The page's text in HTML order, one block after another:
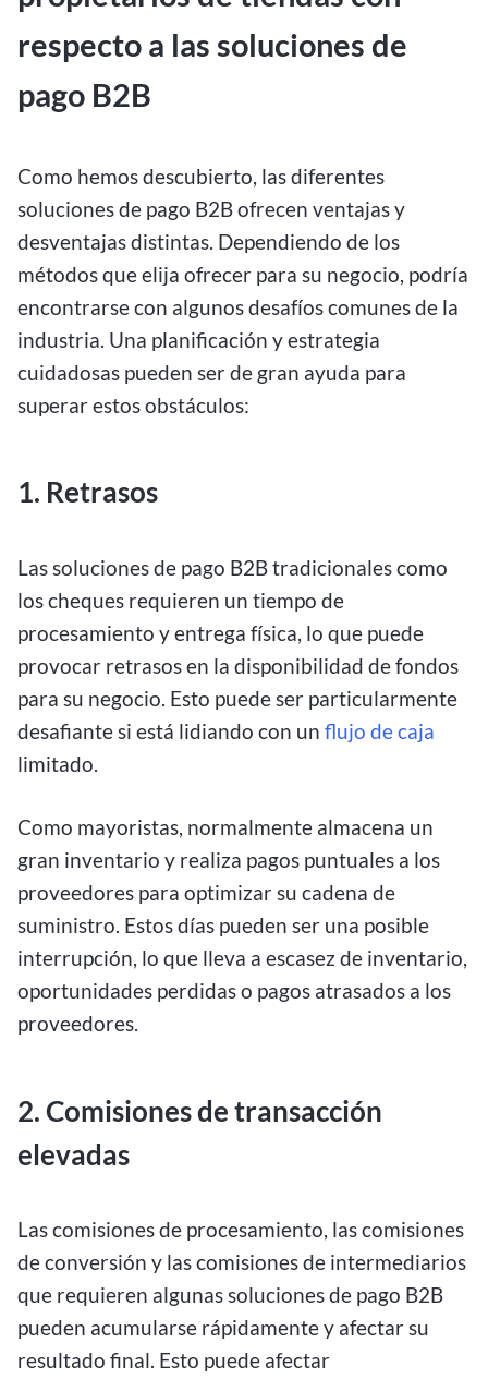
respecto a las soluciones de
pago B2B
Como hemos descubierto, las diferentes
soluciones de pago B2B ofrecen ventajas y
desventajas distintas. Dependiendo de los
métodos que elija ofrecer para su negocio, podría
encontrarse con algunos desafíos comunes de la
industria. Una planificación y estrategia
cuidadosas pueden ser de gran ayuda para
superar estos obstáculos:
1. Retrasos
Las soluciones de pago B2B tradicionales como
los cheques requieren un tiempo de
procesamiento y entrega física, lo que puede
provocar retrasos en la disponibilidad de fondos
para su negocio. Esto puede ser particularmente
desafiante si está lidiando con un flujo de caja
limitado.
Como mayoristas, normalmente almacena un
gran inventario y realiza pagos puntuales a los
proveedores para optimizar su cadena de
suministro. Estos días pueden ser una posible
interrupción, lo que lleva a escasez de inventario,
oportunidades perdidas o pagos atrasados a los
proveedores.
2. Comisiones de transacción
elevadas
Las comisiones de procesamiento, las comisiones
de conversión y las comisiones de intermediarios
que requieren algunas soluciones de pago B2B
pueden acumularse rápidamente y afectar su
resultado final. Esto puede afectar